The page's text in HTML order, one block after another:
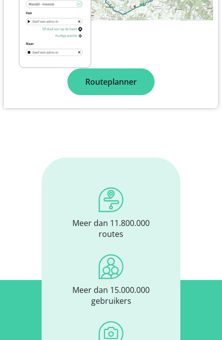
Routeplanner
Meer dan 11.800.000
routes
Meer dan 15.000.000
gebruikers